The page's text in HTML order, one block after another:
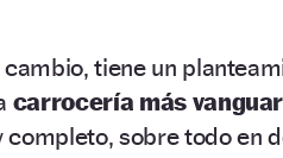
cambio, tiene un
carrocería más
completo, sobre todo en